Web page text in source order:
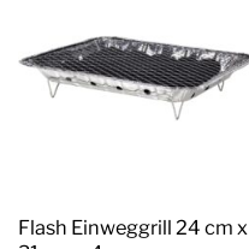
Flash Einweggrill 24 cm x